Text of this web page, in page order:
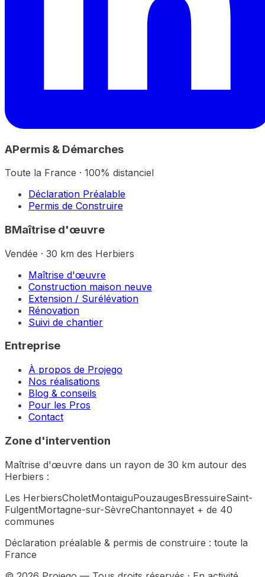
APermis & Démarches
Toute la France · 100% distanciel
Déclaration Préalable
Permis de Construire
BMaîtrise d'œuvre
Vendée · 30 km des Herbiers
Maîtrise d'œuvre
Construction maison neuve
Extension / Surélévation
Rénovation
Suivi de chantier
Entreprise
À propos de Projego
Nos réalisations
Blog & conseils
Pour les Pros
Contact
Zone d'intervention
Maîtrise d'œuvre dans un rayon de 30 km autour des
Herbiers :
Les HerbiersCholetMontaiguPouzaugesBressuireSaint-
FulgentMortagne-sur-SèvreChantonnayet + de 40
communes
Déclaration préalable & permis de construire : toute la
France